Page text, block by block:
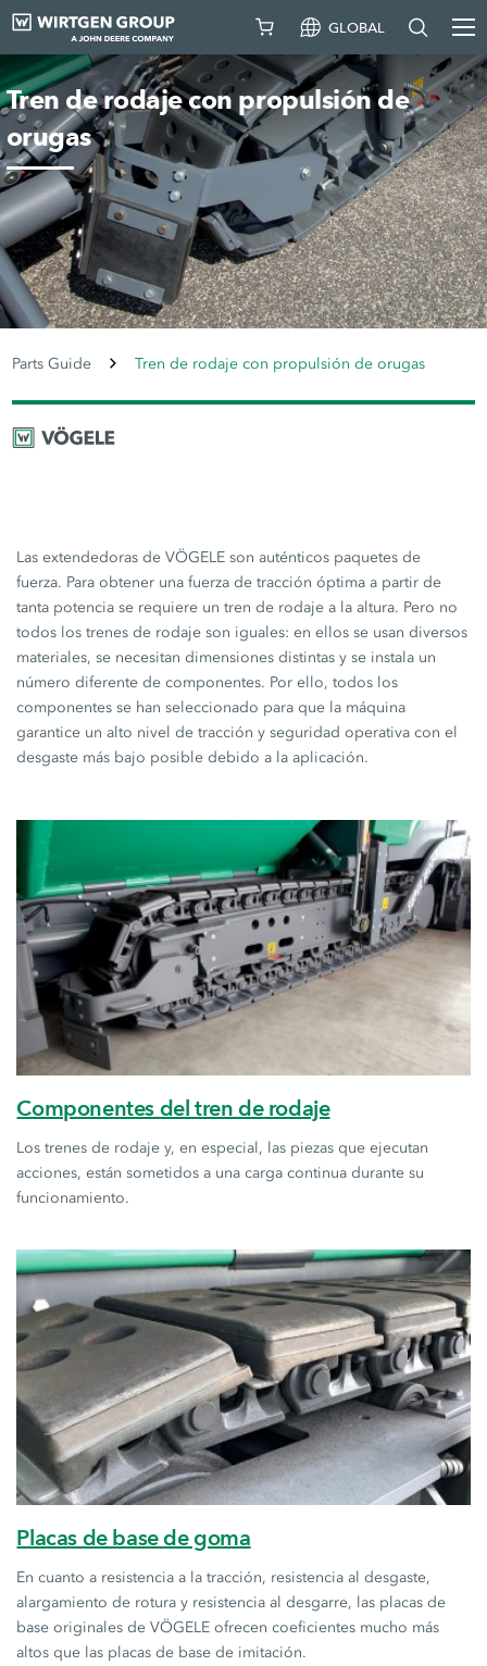
GLOBAL
Tren de rodaje con propulsión de
orugas
Parts Guide Tren de rodaje con propulsión de orugas
Las extendedoras de VÖGELE son auténticos paquetes de
fuerza. Para obtener una fuerza de tracción óptima a partir de
tanta potencia se requiere un tren de rodaje a la altura. Pero no
todos los trenes de rodaje son iguales: en ellos se usan diversos
materiales, se necesitan dimensiones distintas y se instala un
número diferente de componentes. Por ello, todos los
componentes se han seleccionado para que la máquina
garantice un alto nivel de tracción y seguridad operativa con el
desgaste más bajo posible debido a la aplicación.
Componentes del tren de rodaje
Los trenes de rodaje y, en especial, las piezas que ejecutan
acciones, están sometidos a una carga continua durante su
funcionamiento.
Placas de base de goma
En cuanto a resistencia a la tracción, resistencia al desgaste,
alargamiento de rotura y resistencia al desgarre, las placas de
base originales de VÖGELE ofrecen coeficientes mucho más
altos que las placas de base de imitación.